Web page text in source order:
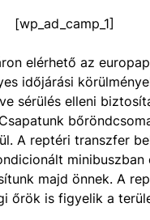
[wp_ad_camp_1]
elérhető az
időjárási
sérülés elleni
A reptéri transzfer
majd önnek. A
őrök is figyelik a